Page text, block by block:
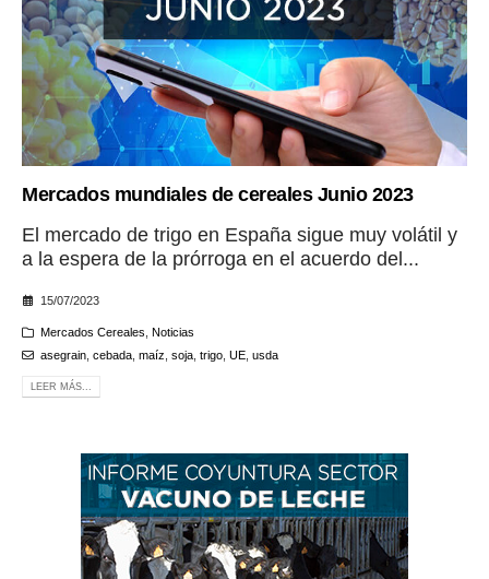
Mercados mundiales de cereales Junio 2023
El mercado de trigo en España sigue muy volátil y
a la espera de la prórroga en el acuerdo del...
15/07/2023
Mercados Cereales Noticias
asegrain, cebada, maíz soja, trigo, UE, usda
LEER MÁS...